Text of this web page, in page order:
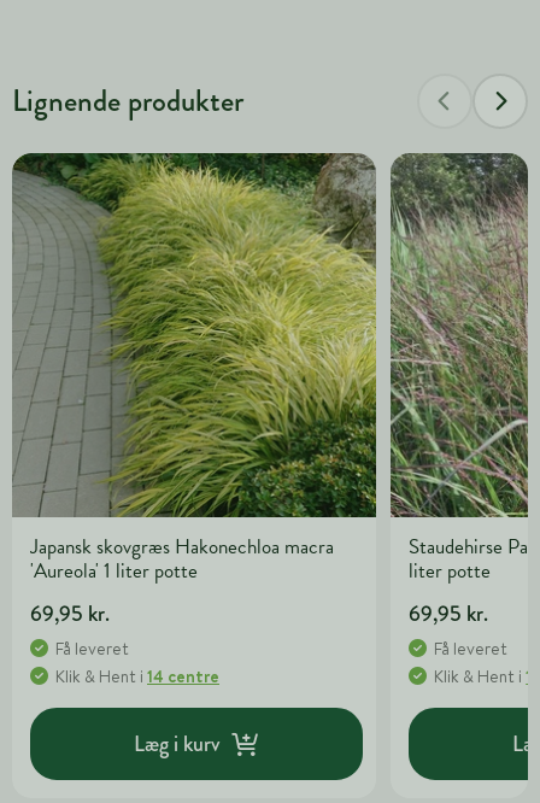
Lignende produkter
Japansk skovgræs Hakonechloa macra
'Aureola' 1 liter potte
69,95 kr.
Få leveret
Klik & Hent i 14 centre
Læg i kurv
Staudehirse
liter potte
69,95 kr.
Få leveret
Klik & Hent i